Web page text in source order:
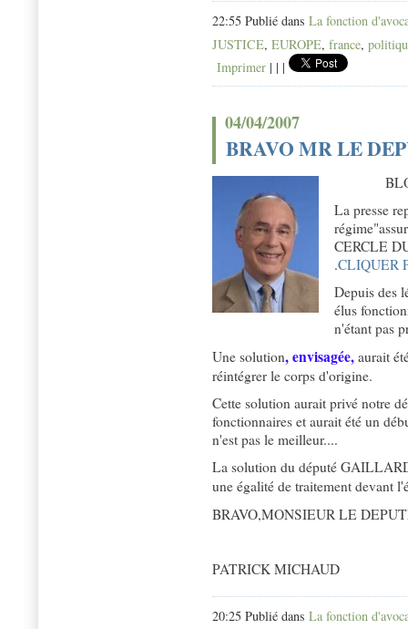
22:55 Publié dans La fonction
JUSTICE, EUROPE, france,
Imprimer | | |
04/04/2007
BRAVO MR LE
La presse
CERCLE
.CLIQUER
Depuis des
élus
n'étant pas
Une solution, envisagée, aurait
réintégrer le corps d'origine.
Cette solution aurait privé notre
fonctionnaires et aurait été un
n'est pas le meilleur....
La solution du député
une égalité de traitement devant
BRAVO,MONSIEUR LE
PATRICK MICHAUD
20:25 Publié dans La fonction